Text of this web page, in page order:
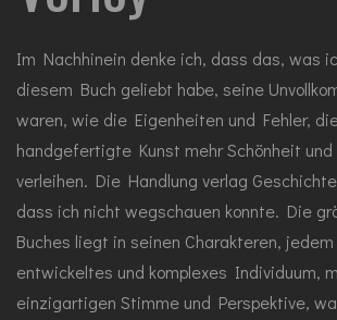
Im Nachhinein denke ich, dass das, was
diesem Buch geliebt habe, seine
waren, wie die Eigenheiten und Fehler,
handgefertigte Kunst mehr Schönheit
verleihen. Die Handlung verlag
dass ich nicht wegschauen konnte. Die
Buches liegt in seinen Charakteren,
entwickeltes und komplexes Individuum,
einzigartigen Stimme und Perspektive,